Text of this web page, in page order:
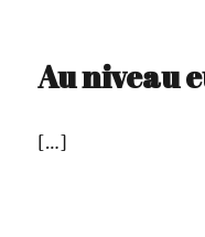
Au niveau
[…]